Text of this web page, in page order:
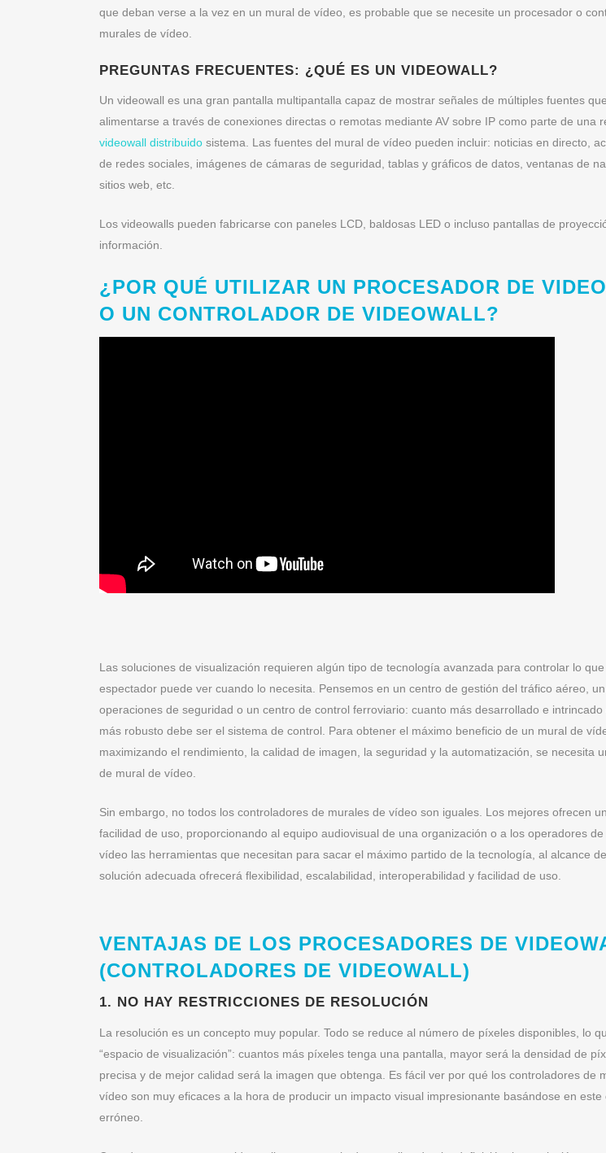
que deban verse a la vez en un mural de vídeo, es probable que se necesite un procesador o
murales de vídeo.
PREGUNTAS FRECUENTES: ¿QUÉ ES UN VIDEOWALL?
Un videowall es una gran pantalla multipantalla capaz de mostrar señales de múltiples fuentes
alimentarse a través de conexiones directas o remotas mediante AV sobre IP como parte de una
videowall distribuido sistema. Las fuentes del mural de vídeo pueden incluir: noticias en directo,
de redes sociales, imágenes de cámaras de seguridad, tablas y gráficos de datos, ventanas de
sitios web, etc.
Los videowalls pueden fabricarse con paneles LCD, baldosas LED o incluso pantallas de
información.
¿POR QUÉ UTILIZAR UN PROCESADOR DE
O UN CONTROLADOR DE VIDEOWALL?
Las soluciones de visualización requieren algún tipo de tecnología avanzada para controlar lo que
espectador puede ver cuando lo necesita. Pensemos en un centro de gestión del tráfico aéreo,
operaciones de seguridad o un centro de control ferroviario: cuanto más desarrollado e intrincado
más robusto debe ser el sistema de control. Para obtener el máximo beneficio de un mural de
maximizando el rendimiento, la calidad de imagen, la seguridad y la automatización, se necesita
de mural de vídeo.
Sin embargo, no todos los controladores de murales de vídeo son iguales. Los mejores ofrecen
facilidad de uso, proporcionando al equipo audiovisual de una organización o a los operadores
vídeo las herramientas que necesitan para sacar el máximo partido de la tecnología, al alcance
solución adecuada ofrecerá flexibilidad, escalabilidad, interoperabilidad y facilidad de uso.
VENTAJAS DE LOS PROCESADORES DE
(CONTROLADORES DE VIDEOWALL)
1. NO HAY RESTRICCIONES DE RESOLUCIÓN
La resolución es un concepto muy popular. Todo se reduce al número de píxeles disponibles, lo
“espacio de visualización”: cuantos más píxeles tenga una pantalla, mayor será la densidad de
precisa y de mejor calidad será la imagen que obtenga. Es fácil ver por qué los controladores de
vídeo son muy eficaces a la hora de producir un impacto visual impresionante basándose en este
erróneo.